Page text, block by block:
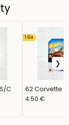
C 62 Corvette
1:64
4.50 €